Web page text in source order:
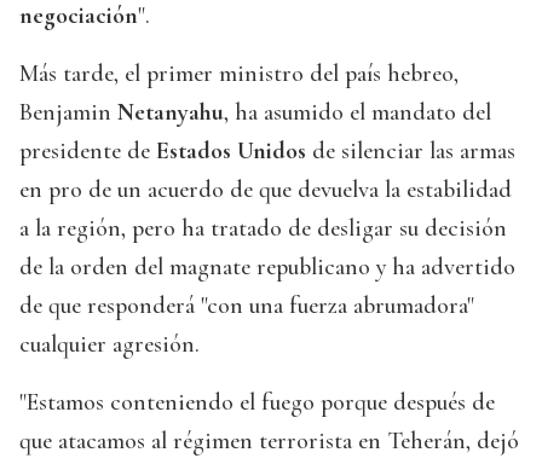
negociación".
Más tarde, el primer ministro del país hebreo,
Benjamin Netanyahu, ha asumido el mandato del
presidente de Estados Unidos de silenciar las armas
en pro de un acuerdo de que devuelva la estabilidad
a la región, pero ha tratado de desligar su decisión
de la orden del magnate republicano y ha advertido
de que responderá "con una fuerza abrumadora"
cualquier agresión.
"Estamos conteniendo el fuego porque después de
que atacamos al régimen terrorista en Teherán, dejó